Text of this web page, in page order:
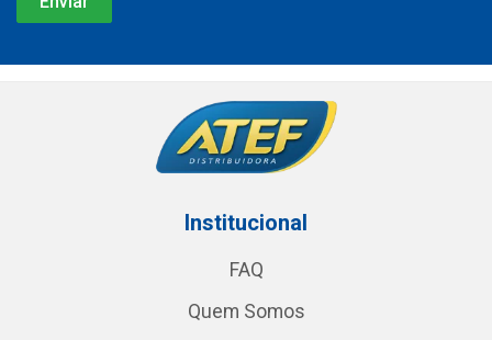
Institucional
FAQ
Quem Somos